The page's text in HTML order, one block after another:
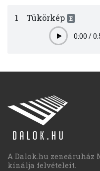
1 Tükörkép E
Play0:00 /
A Dalok.hu zeneáruház
kínálja felvételeit.